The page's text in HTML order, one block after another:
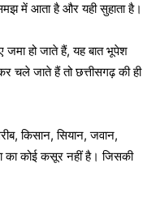
में आता है और यही सुहाता है।
जमा हो जाते हैं, यह बात भूपेश
चले जाते हैं तो छत्तीसगढ़ की ही
किसान, सियान, जवान,
का कोई कसूर नहीं है। जिसकी